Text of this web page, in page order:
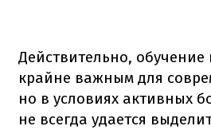
Действительно, обучение
крайне важным для
но в условиях активных
не всегда удается